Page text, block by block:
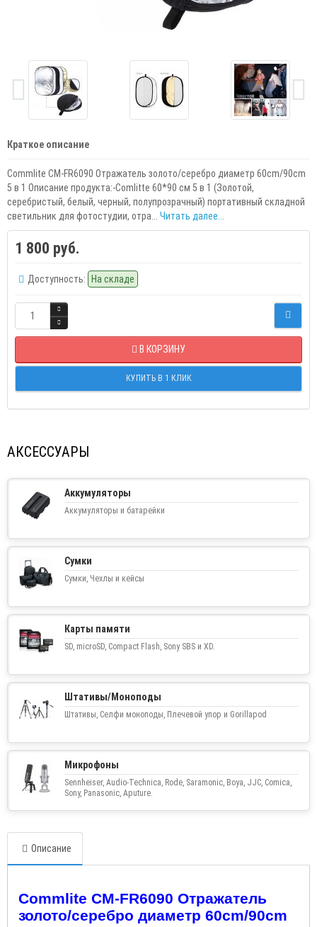
Краткое описание
Commlite CM-FR6090 Отражатель золото/серебро диаметр 60cm/90cm
5 в 1 Описание продукта:-Comlitte 60*90 см 5 в 1 (Золотой,
серебристый, белый, черный, полупрозрачный) портативный складной
светильник для фотостудии, отра... Читать далее...
1 800 руб.
Доступность: На складе
В КОРЗИНУ
КУПИТЬ В 1 КЛИК
АКСЕССУАРЫ
Аккумуляторы
Аккумуляторы и батарейки
Сумки
Сумки, Чехлы и кейсы
Карты памяти
SD, microSD, Compact Flash, Sony SBS и XD.
Штативы/Моноподы
Штативы, Селфи моноподы, Плечевой упор и Gorillapod
Микрофоны
Sennheiser, Audio-Technica, Rode, Saramonic, Boya, JJC, Comica,
Sony, Panasonic, Aputure.
Описание
Commlite CM-FR6090 Отражатель
золото/серебро диаметр 60cm/90cm